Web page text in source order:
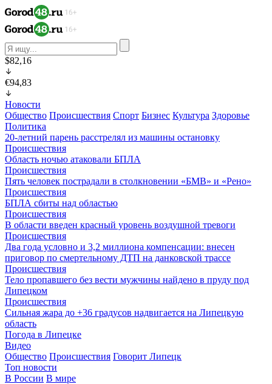
$82,16
€94,83
Новости
Общество Происшествия Спорт Бизнес Культура Здоровье
Политика
20-летний парень расстрелял из машины остановку
Происшествия
Область ночью атаковали БПЛА
Происшествия
Пять человек пострадали в столкновении «БМВ» и «Рено»
Происшествия
БПЛА сбиты над областью
Происшествия
В области введен красный уровень воздушной тревоги
Происшествия
Два года условно и 3,2 миллиона компенсации: внесен
приговор по смертельному ДТП на данковской трассе
Происшествия
Тело пропавшего без вести мужчины найдено в пруду под
Липецком
Происшествия
Сильная жара до +36 градусов надвигается на Липецкую
область
Погода в Липецке
Видео
Общество Происшествия Говорит Липецк
Топ новости
В России В мире